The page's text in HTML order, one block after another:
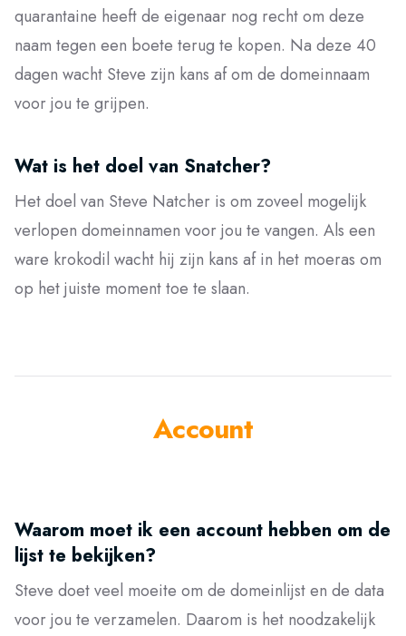
quarantaine heeft de eigenaar nog recht om deze
naam tegen een boete terug te kopen. Na deze 40
dagen wacht Steve zijn kans af om de domeinnaam
voor jou te grijpen.
Wat is het doel van Snatcher?
Het doel van Steve Natcher is om zoveel mogelijk
verlopen domeinnamen voor jou te vangen. Als een
ware krokodil wacht hij zijn kans af in het moeras om
op het juiste moment toe te slaan.
Account
Waarom moet ik een account hebben om de
lijst te bekijken?
Steve doet veel moeite om de domeinlijst en de data
voor jou te verzamelen. Daarom is het noodzakelijk